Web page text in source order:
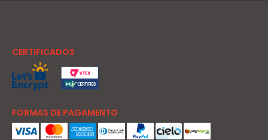
CERTIFICADOS
FORMAS DE PAGAMENTO